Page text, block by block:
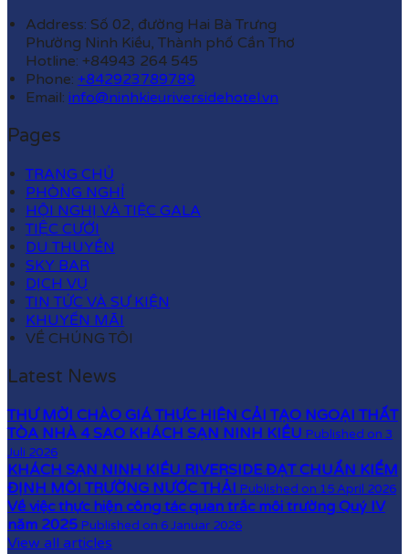
Address: Số 02, đường Hai Bà Trưng
Phường Ninh Kiều, Thành phố Cần Thơ
Hotline: +84943 264 545
Phone: +842923789789
Email: info@ninhkieuriversidehotel.vn
Pages
TRANG CHỦ
PHÒNG NGHỈ
HỘI NGHỊ VÀ TIỆC GALA
TIỆC CƯỚI
DU THUYỀN
SKY BAR
DỊCH VỤ
TIN TỨC VÀ SỰ KIỆN
KHUYẾN MÃI
VỀ CHÚNG TÔI
Latest News
THƯ MỜI CHÀO GIÁ THỰC HIỆN CẢI TẠO NGOẠI THẤT
TÒA NHÀ 4 SAO KHÁCH SẠN NINH KIỀU Published on 3
Juli 2026
KHÁCH SẠN NINH KIỀU RIVERSIDE ĐẠT CHUẨN KIỂM
ĐỊNH MÔI TRƯỜNG NƯỚC THẢI Published on 15 April 2026
Về việc thực hiện công tác quan trắc môi trường Quý IV
năm 2025 Published on 6 Januar 2026
View all articles